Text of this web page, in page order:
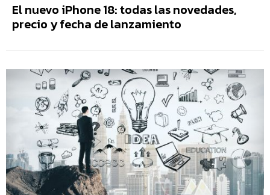
El nuevo iPhone 18: todas las novedades,
precio y fecha de lanzamiento